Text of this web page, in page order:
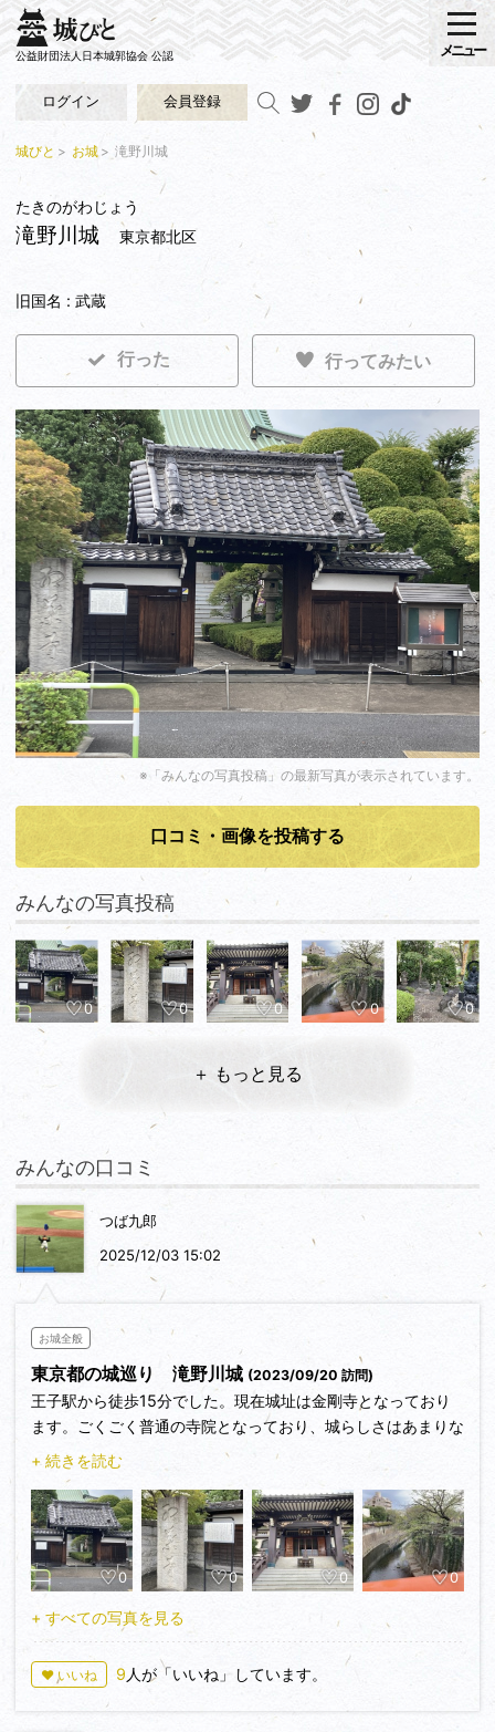
公益財団法人日本城郭協会 公認
ログイン 会員登録
メニュー
城びと お城 滝野川城
たきのがわじょう
滝野川城 東京都北区
旧国名 : 武蔵
行った 行ってみたい
※「みんなの写真投稿」の最新写真が表示されています。
口コミ・画像を投稿する
みんなの写真投稿
0 0 0 0 0
＋ もっと見る
みんなの口コミ
つば九郎
2025/12/03 15:02
お城全般
東京都の城巡り 滝野川城 (2023/09/20 訪問)
王子駅から徒歩15分でした。現在城址は金剛寺となっており
ます。ごくごく普通の寺院となっており、城らしさはあまりな
いでしょうか。この時は、飛鳥山公園こと飛鳥山城と併せて攻
城しました。どうでも良いことですが、滝野川城は自分が生ま
れた家から一番近い城址であり、小さい頃から良く知っている
ところではあります。飛鳥山城と併せて攻城時間は1時間半で
した。
+ 続きを読む
0 0 0 0
+ すべての写真を見る
♥ いいね 9 人が「いいね」しています。